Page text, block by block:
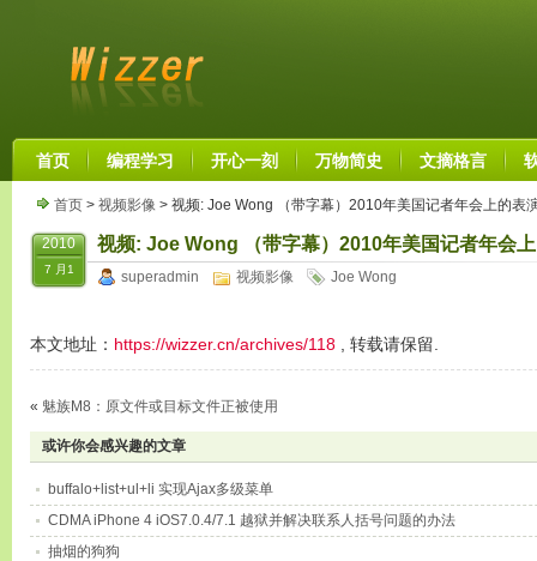
首页 编程学习 开心一刻 万物简史 文摘格言
首页 > 视频影像 > 视频: Joe Wong （带字幕）2010年美国记者年会上的表
2010
7 月1
视频: Joe Wong （带字幕）2010年美国记者年会
superadmin 视频影像 Joe Wong
本文地址： https://wizzer.cn/archives/118 , 转载请保留.
« 魅族M8：原文件或目标文件正被使用
或许你会感兴趣的文章
buffalo+list+ul+li 实现Ajax多级菜单
CDMA iPhone 4 iOS7.0.4/7.1 越狱并解决联系人括号问题的办法
抽烟的狗狗